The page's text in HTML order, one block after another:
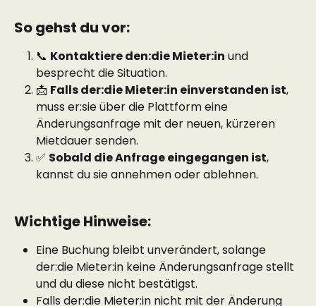
So gehst du vor:
📞 Kontaktiere den:die Mieter:in und
besprecht die Situation.
📩 Falls der:die Mieter:in einverstanden ist,
muss er:sie über die Plattform eine
Änderungsanfrage mit der neuen, kürzeren
Mietdauer senden.
✅ Sobald die Anfrage eingegangen ist,
kannst du sie annehmen oder ablehnen.
Wichtige Hinweise:
Eine Buchung bleibt unverändert, solange
der:die Mieter:in keine Änderungsanfrage stellt
und du diese nicht bestätigst.
Falls der:die Mieter:in nicht mit der Änderung